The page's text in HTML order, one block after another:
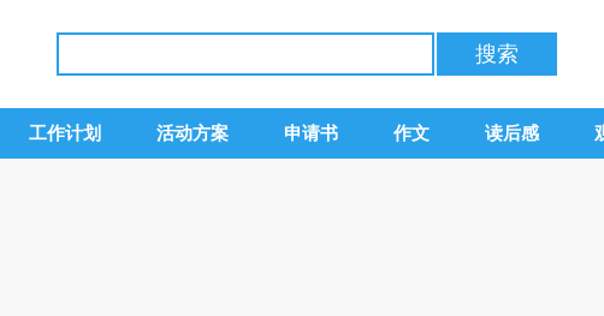
工作计划 活动方案 申请书 作文 读后感